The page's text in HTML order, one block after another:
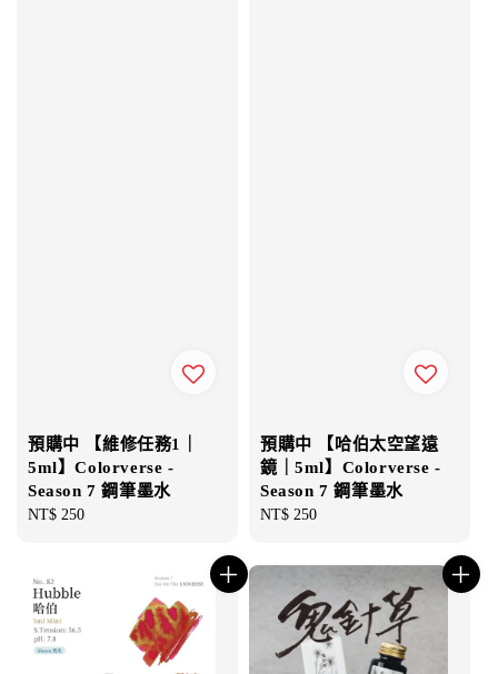
預購中 【維修任務1｜
5ml】Colorverse -
Season 7 鋼筆墨水
Regular
NT$ 250
預購中 【哈伯太空望遠
鏡｜5ml】Colorverse -
Season 7 鋼筆墨水
Regular
NT$ 250